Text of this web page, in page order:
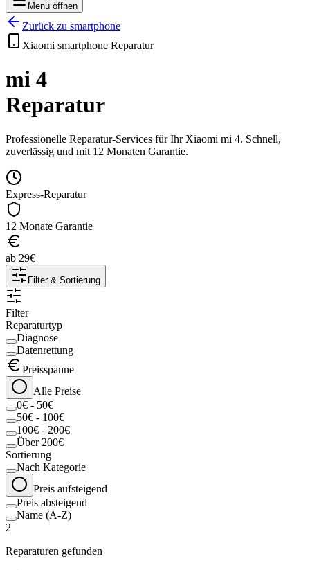
Menü öffnen
Zurück zu smartphone
Xiaomi smartphone Reparatur
mi 4
Reparatur
Professionelle Reparatur-Services für Ihr Xiaomi mi 4. Schnell,
zuverlässig und mit 12 Monaten Garantie.
Express-Reparatur
12 Monate Garantie
ab 29€
Filter & Sortierung
Filter
Reparaturtyp
Diagnose
Datenrettung
Preisspanne
Alle Preise
0€ - 50€
50€ - 100€
100€ - 200€
Über 200€
Sortierung
Nach Kategorie
Preis aufsteigend
Preis absteigend
Name (A-Z)
2
Reparaturen gefunden